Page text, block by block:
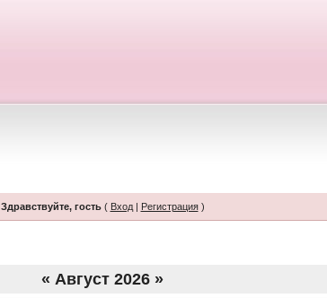
Здравствуйте, гость( Вход| Регистрация)
« Август 2026 »